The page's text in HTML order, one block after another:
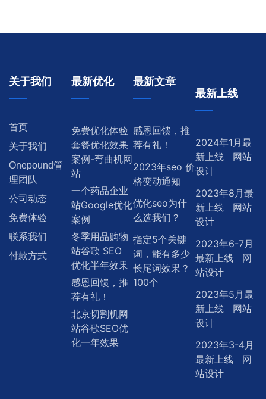
关于我们
首页
关于我们
Onepound管
理团队
公司动态
免费体验
联系我们
付款方式
最新优化
免费优化体验
套餐优化效果
案例-弯曲机网
站
一个药品企业
站Google优化
案例
冬季用品购物
站谷歌 SEO
优化半年效果
感恩回馈，推
荐有礼！
北京切割机网
站谷歌SEO优
化一年效果
最新文章
感恩回馈，推
荐有礼！
2023年seo 价
格变动通知
优化seo为什
么选我们？
指定5个关键
词，能有多少
长尾词效果？
100个
最新上线
2024年1月最
新上线 网站
设计
2023年8月最
新上线 网站
设计
2023年6-7月
最新上线 网
站设计
2023年5月最
新上线 网站
设计
2023年3-4月
最新上线 网
站设计